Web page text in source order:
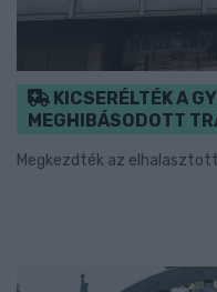
KICSERÉLTÉK A
MEGHIBÁSODOTT
Megkezdték az